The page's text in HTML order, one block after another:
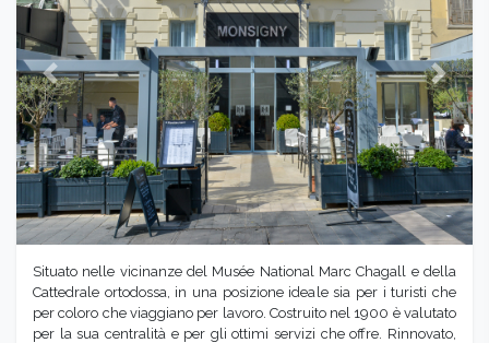
Previous Next
Situato nelle vicinanze del Musée National Marc Chagall e della
Cattedrale ortodossa, in una posizione ideale sia per i turisti che
per coloro che viaggiano per lavoro. Costruito nel 1900 è valutato
per la sua centralità e per gli ottimi servizi che offre. Rinnovato,